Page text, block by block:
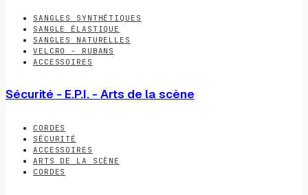
SANGLES SYNTHÉTIQUES
SANGLE ÉLASTIQUE
SANGLES NATURELLES
VELCRO - RUBANS
ACCESSOIRES
Sécurité - E.P.I. - Arts de la scène
CORDES
SÉCURITÉ
ACCESSOIRES
ARTS DE LA SCÈNE
CORDES